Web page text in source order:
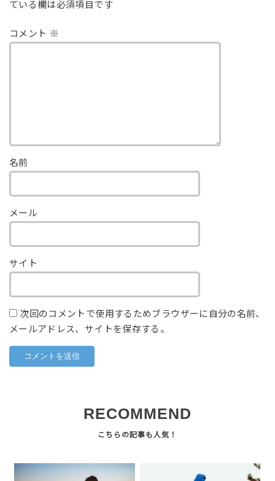
ている欄は必須項目です
コメント ※
名前
メール
サイト
次回のコメントで使用するためブラウザーに自分の名前、
メールアドレス、サイトを保存する。
RECOMMEND